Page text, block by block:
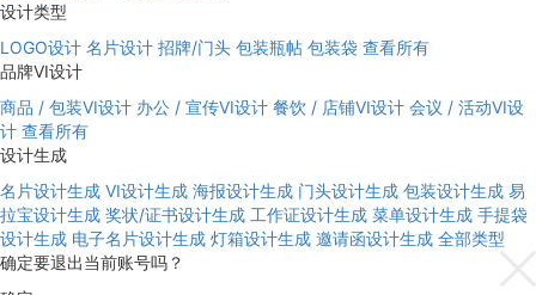
设计类型
LOGO设计 名片设计 招牌/门头 包装瓶帖 包装袋 查看所有
品牌VI设计
商品 / 包装VI设计 办公 / 宣传VI设计 餐饮 / 店铺VI设计 会议 / 活动VI设
计 查看所有
设计生成
名片设计生成 VI设计生成 海报设计生成 门头设计生成 包装设计生成 易
拉宝设计生成 奖状/证书设计生成 工作证设计生成 菜单设计生成 手提袋
设计生成 电子名片设计生成 灯箱设计生成 邀请函设计生成 全部类型
确定要退出当前账号吗？